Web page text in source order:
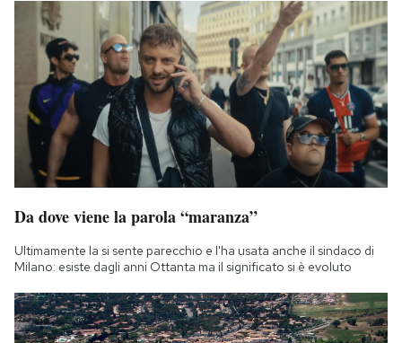
Da dove viene la parola “maranza”
Ultimamente la si sente parecchio e l'ha usata anche il sindaco di
Milano: esiste dagli anni Ottanta ma il significato si è evoluto